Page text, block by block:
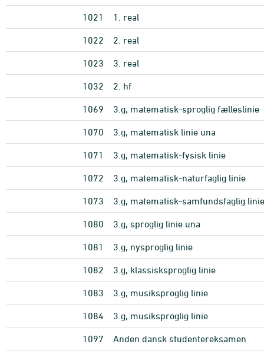
1021 1. real
1022 2. real
1023 3. real
1032 2. hf
1069 3.g, matematisk-sproglig fælleslinie
1070 3.g, matematisk linie una
1071 3.g, matematisk-fysisk linie
1072 3.g, matematisk-naturfaglig linie
1073 3.g, matematisk-samfundsfaglig linie
1080 3.g, sproglig linie una
1081 3.g, nysproglig linie
1082 3.g, klassisksproglig linie
1083 3.g, musiksproglig linie
1084 3.g, musiksproglig linie
1097 Anden dansk studentereksamen